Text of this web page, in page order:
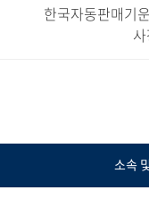
한국자동판매기
소속